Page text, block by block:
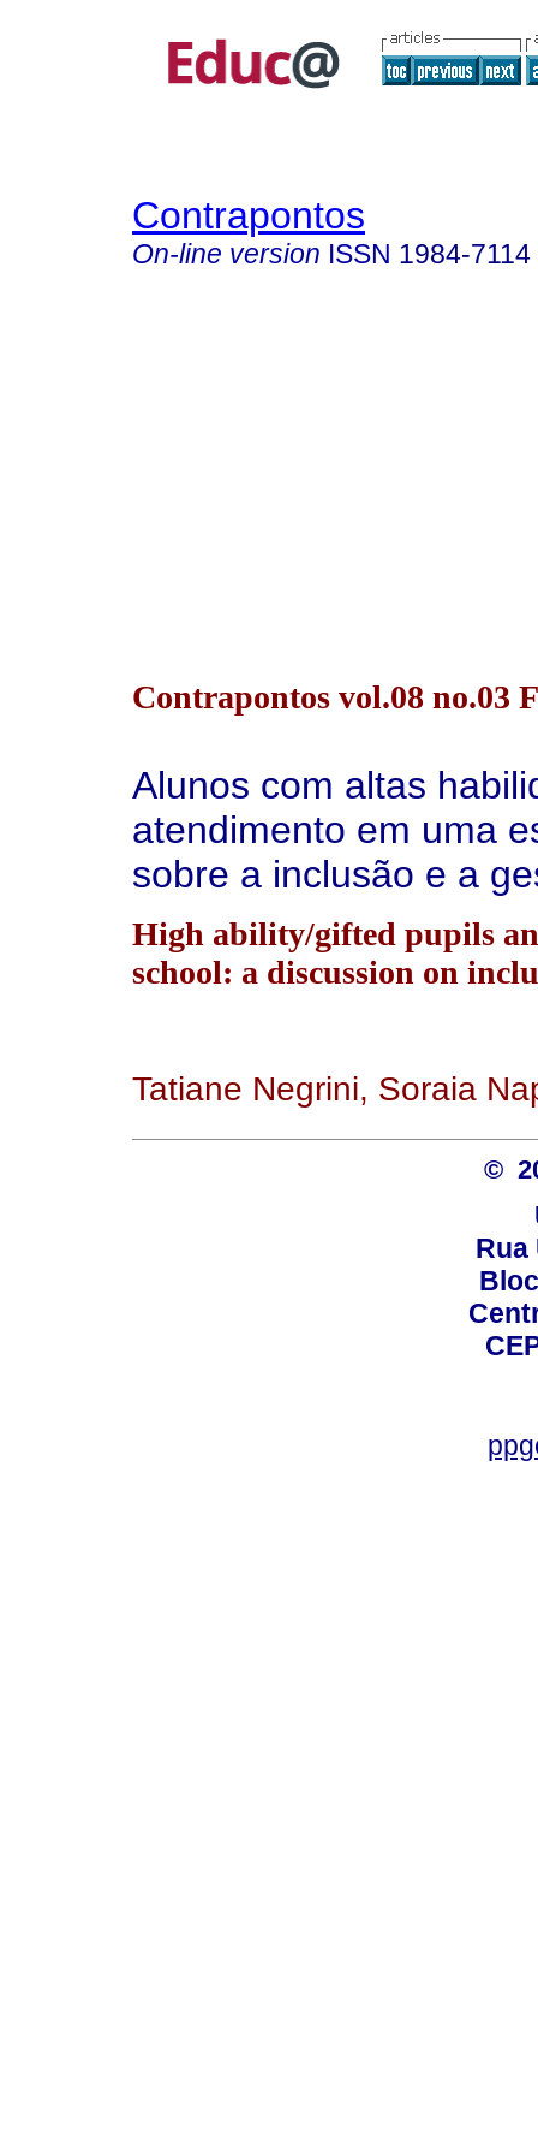
Contrapontos
On-line version ISSN 1984-7114
Contrapontos vol.08 no.03
Alunos com altas
atendimento em uma
sobre a inclusão e a
High ability/gifted pupils
school: a discussion on
Tatiane Negrini, Soraia
©
Rua